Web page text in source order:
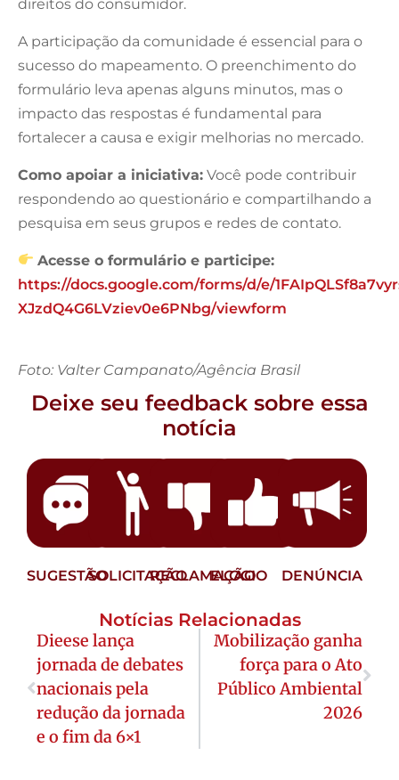
direitos do consumidor.
A participação da comunidade é essencial para o
sucesso do mapeamento. O preenchimento do
formulário leva apenas alguns minutos, mas o
impacto das respostas é fundamental para
fortalecer a causa e exigir melhorias no mercado.
Como apoiar a iniciativa: Você pode contribuir
respondendo ao questionário e compartilhando a
pesquisa em seus grupos e redes de contato.
Acesse o formulário e participe:
https://docs.google.com/forms/d/e/
XJzdQ4G6LVziev0e6PNbg/viewform
Foto: Valter Campanato/Agência Brasil
Deixe seu feedback sobre essa
notícia
SUGESTÃOSOLICITAÇÃORECLAMAÇÃO
ELOGIO DENÚNCIA
Notícias Relacionadas
Dieese lança
jornada de debates
nacionais pela
redução da jornada
e o fim da 6×1
Mobilização ganha
força para o Ato
Público Ambiental
2026